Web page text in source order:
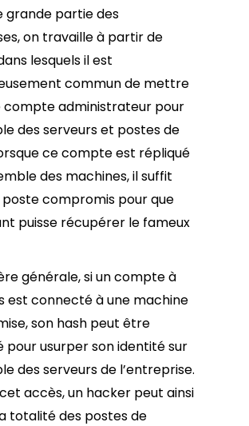
grande partie des
on travaille à partir de
lesquels il est
commun de mettre
compte administrateur pour
des serveurs et postes de
ce compte est répliqué
des machines, il suffit
poste compromis pour que
puisse récupérer le fameux
générale, si un compte à
est connecté à une machine
son hash peut être
pour usurper son identité sur
des serveurs de l’entreprise.
accès, un hacker peut ainsi
totalité des postes de